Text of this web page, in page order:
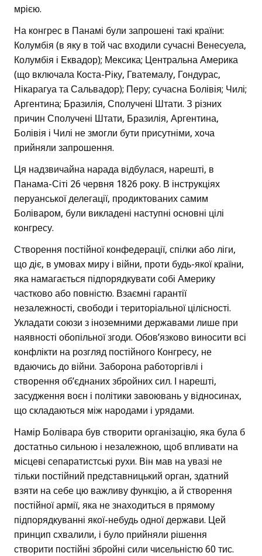
мрією.
На конгрес в Панамі були запрошені такі країни:
Колумбія (в яку в той час входили сучасні Венесуела,
Колумбія і Еквадор); Мексика; Центральна Америка
(що включала Коста-Ріку, Гватемалу, Гондурас,
Нікарагуа та Сальвадор); Перу; сучасна Болівія; Чилі;
Аргентина; Бразилія, Сполучені Штати. З різних
причин Сполучені Штати, Бразилія, Аргентина,
Болівія і Чилі не змогли бути присутніми, хоча
прийняли запрошення.
Ця надзвичайна нарада відбулася, нарешті, в
Панама-Сіті 26 червня 1826 року. В інструкціях
перуанської делегації, продиктованих самим
Боліваром, були викладені наступні основні цілі
конгресу.
Створення постійної конфедерації, спілки або ліги,
що діє, в умовах миру і війни, проти будь-якої країни,
яка намагається підпорядкувати собі Америку
частково або повністю. Взаємні гарантії
незалежності, свободи і територіальної цілісності.
Укладати союзи з іноземними державами лише при
наявності обопільної згоди. Обов’язково виносити всі
конфлікти на розгляд постійного Конгресу, не
вдаючись до війни. Заборона работоргівлі і
створення об’єднаних збройних сил. І нарешті,
засудження воєн і політики завоювань у відносинах,
що складаються між народами і урядами.
Намір Болівара був створити організацію, яка була б
достатньо сильною і незалежною, щоб впливати на
місцеві сепаратистські рухи. Він мав на увазі не
тільки постійний представницький орган, здатний
взяти на себе цю важливу функцію, а й створення
постійної армії, яка не знаходиться в прямому
підпорядкуванні якої-небудь одної держави. Цей
принцип схвалили, і було прийняли рішення
створити постійні збройні сили чисельністю 60 тис.